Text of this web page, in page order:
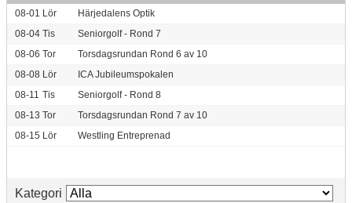
08-01 Lör
Härjedalens Optik
08-04 Tis
Seniorgolf - Rond 7
08-06 Tor
Torsdagsrundan Rond 6 av 10
08-08 Lör
ICA Jubileumspokalen
08-11 Tis
Seniorgolf - Rond 8
08-13 Tor
Torsdagsrundan Rond 7 av 10
08-15 Lör Westling Entreprenad
Kategori